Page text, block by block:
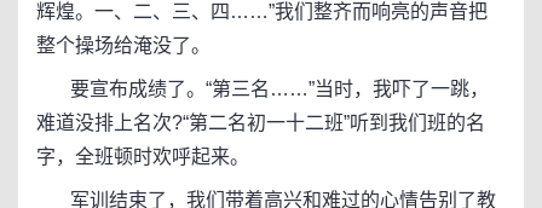
辉煌。一、二、三、四……”我们整齐而响亮的声音把
整个操场给淹没了。
要宣布成绩了。“第三名……”当时，我吓了一跳，
难道没排上名次?“第二名初一十二班”听到我们班的名
字，全班顿时欢呼起来。
军训结束了，我们带着高兴和难过的心情告别了教